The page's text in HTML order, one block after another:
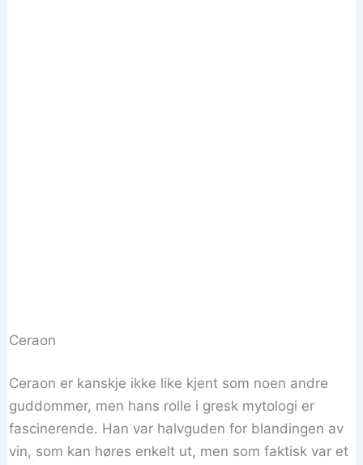
Ceraon
Ceraon er kanskje ikke like kjent som noen andre
guddommer, men hans rolle i gresk mytologi er
fascinerende. Han var halvguden for blandingen av
vin, som kan høres enkelt ut, men som faktisk var et